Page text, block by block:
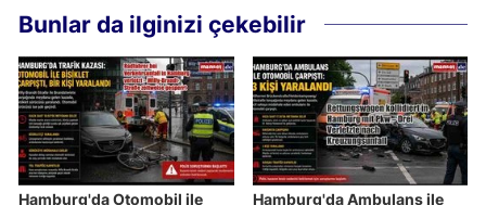
Bunlar da ilginizi çekebilir
Hamburg'da Otomobil ile
Hamburg'da Ambulans ile